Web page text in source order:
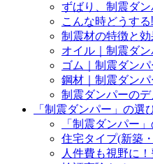
ずばり、制震ダ
こんな時どうす
制震材の特徴と効
オイル｜制震ダ
ゴム｜制震ダン
鋼材｜制震ダンパ
制震ダンパーの
「制震ダンパー」の選
「制震ダンパー
住宅タイプ(新築
人件費も視野に